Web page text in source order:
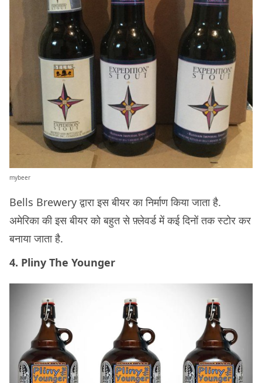
mybeer
Bells Brewery द्वारा इस बीयर का निर्माण किया जाता है.
अमेरिका की इस बीयर को बहुत से फ़्लेवर्ड में कई दिनों तक स्टोर कर
बनाया जाता है.
4. Pliny The Younger